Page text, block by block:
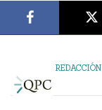
REDACCIÓN